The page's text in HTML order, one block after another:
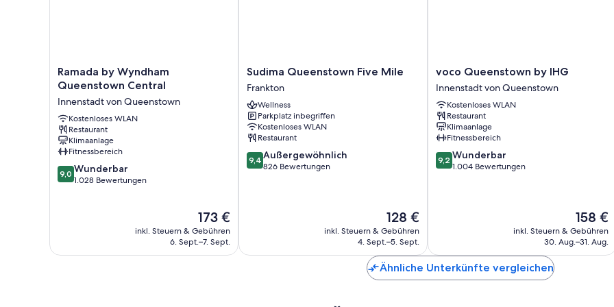
Badewannen oder Duschen, kostenlose Toilettenartikel und
Balkone oder Patios, Kleiderschränke und Kühlschränke
Ramada
by
Queenstown
Central
Innenstadt
von
Queenstown
Ramada by Wyndham
Queenstown Central
Innenstadt von Queenstown
Kostenloses WLAN
Restaurant
Klimaanlage
Fitnessbereich
9.0
von
9,0 Wunderbar
1.028 Bewertungen
Der
Preis
beträgt
173 €
inkl. Steuern & Gebühren
6. Sept.–7. Sept.
Sudima
Queenstown
Five
Mile
Frankton
Sudima Queenstown Five Mile
Frankton
Wellness
Parkplatz inbegriffen
Kostenloses WLAN
Restaurant
9.4
von
9,4 Außergewöhnlich
826 Bewertungen
Der
Preis
beträgt
128 €
inkl. Steuern & Gebühren
4. Sept.–5. Sept.
voco
Queenstown
by
IHG
Innenstadt
von
Queenstown
voco Queenstown by IHG
Innenstadt von Queenstown
Kostenloses WLAN
Restaurant
Klimaanlage
Fitnessbereich
9.2
von
9,2 Wunderbar
1.004 Bewertungen
Der
Preis
beträgt
158 €
inkl. Steuern & Gebühren
30. Aug.–31. Aug.
Ähnliche Unterkünfte vergleichen